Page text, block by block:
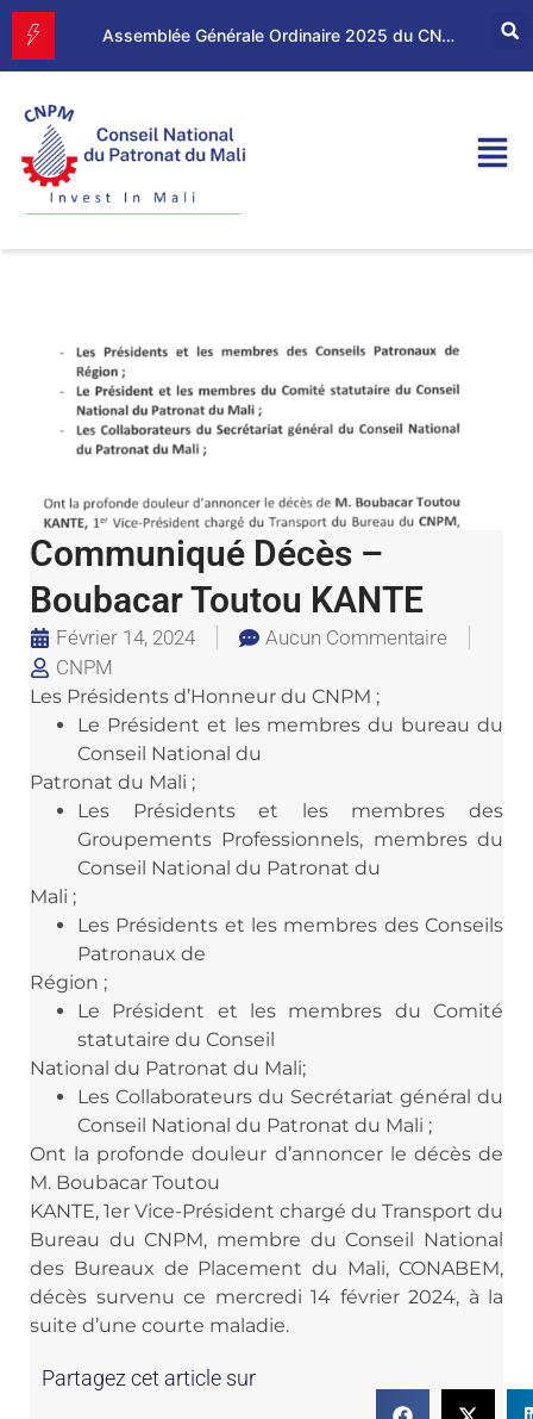
Assemblée Générale Ordinaire 2025 du CNPM
Communiqué Décès –
Boubacar Toutou KANTE
Février 14, 2024
Aucun Commentaire
CNPM
Les Présidents d’Honneur du CNPM ;
Le Président et les membres du bureau du
Conseil National du
Patronat du Mali ;
Les Présidents et les membres des
Groupements Professionnels, membres du
Conseil National du Patronat du
Mali ;
Les Présidents et les membres des Conseils
Patronaux de
Région ;
Le Président et les membres du Comité
statutaire du Conseil
National du Patronat du Mali;
Les Collaborateurs du Secrétariat général du
Conseil National du Patronat du Mali ;
Ont la profonde douleur d’annoncer le décès de
M. Boubacar Toutou
KANTE, 1er Vice-Président chargé du Transport du
Bureau du CNPM, membre du Conseil National
des Bureaux de Placement du Mali, CONABEM,
décès survenu ce mercredi 14 février 2024, à la
suite d’une courte maladie.
Partagez cet article sur